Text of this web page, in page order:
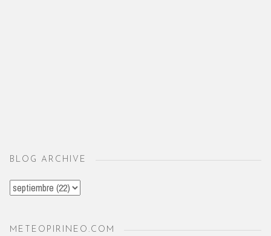
BLOG ARCHIVE
METEOPIRINEO.COM